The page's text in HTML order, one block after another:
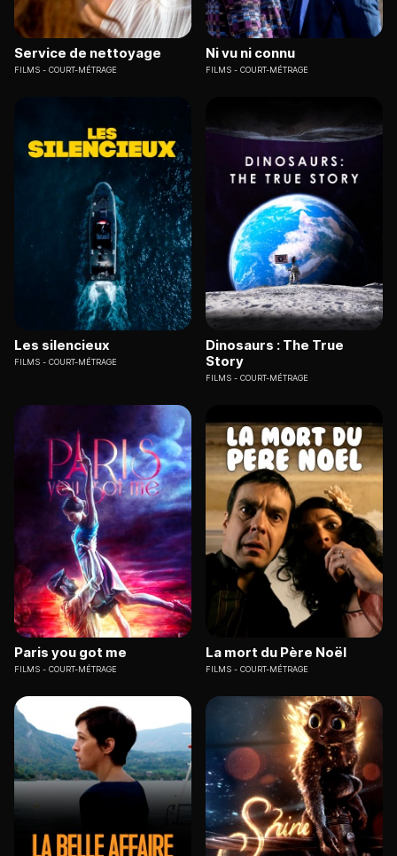
Service de nettoyage
FILMS COURT-MÉTRAGE
Ni vu ni connu
FILMS COURT-MÉTRAGE
Les silencieux
FILMS COURT-MÉTRAGE
Dinosaurs : The True
Story
FILMS COURT-MÉTRAGE
Paris you got me
FILMS COURT-MÉTRAGE
La mort du Père Noël
FILMS COURT-MÉTRAGE